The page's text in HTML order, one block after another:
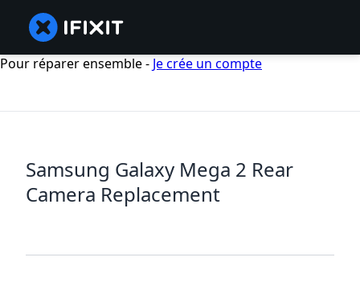
Pour réparer ensemble - Je crée un compte
Samsung Galaxy Mega 2 Rear
Camera Replacement